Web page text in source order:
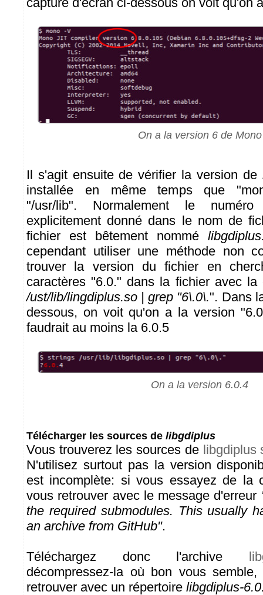
On a la version 6 de Mono
Il s'agit ensuite de vérifier la version de
installée en même temps que
"/usr/lib". Normalement le
explicitement donné dans le nom de
fichier est bêtement nommé
cependant utiliser une méthode non
trouver la version du fichier en
caractères "6.0." dans la fichier avec la
/ust/lib/lingdiplus.so | grep "6\.0\.". Dans
dessous, on voit qu'on a la version
faudrait au moins la 6.0.5
On a la version 6.0.4
Télécharger les sources de libgdiplus
Vous trouverez les sources de libgdiplus
N'utilisez surtout pas la version
est incomplète: si vous essayez de la
vous retrouver avec le message d'erreur
the required submodules. This usually
an archive from GitHub".
Téléchargez donc l'archive
décompressez-la où bon vous
retrouver avec un répertoire libgdiplus-